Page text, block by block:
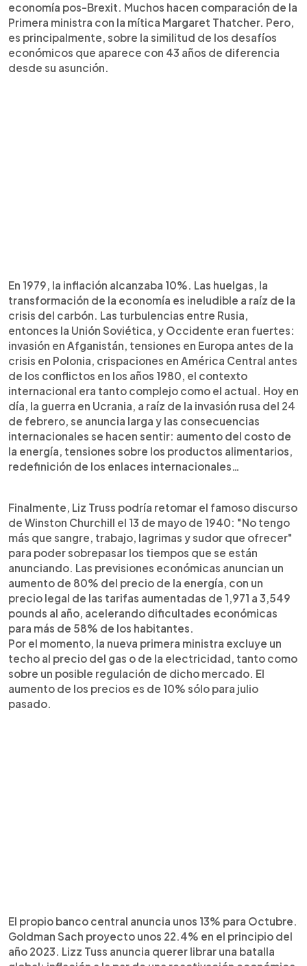
economía pos-Brexit. Muchos hacen comparación de la
Primera ministra con la mítica Margaret Thatcher. Pero,
es principalmente, sobre la similitud de los desafíos
económicos que aparece con 43 años de diferencia
desde su asunción.
En 1979, la inflación alcanzaba 10%. Las huelgas, la
transformación de la economía es ineludible a raíz de la
crisis del carbón. Las turbulencias entre Rusia,
entonces la Unión Soviética, y Occidente eran fuertes:
invasión en Afganistán, tensiones en Europa antes de la
crisis en Polonia, crispaciones en América Central antes
de los conflictos en los años 1980, el contexto
internacional era tanto complejo como el actual. Hoy en
día, la guerra en Ucrania, a raíz de la invasión rusa del 24
de febrero, se anuncia larga y las consecuencias
internacionales se hacen sentir: aumento del costo de
la energía, tensiones sobre los productos alimentarios,
redefinición de los enlaces internacionales…
Finalmente, Liz Truss podría retomar el famoso discurso
de Winston Churchill el 13 de mayo de 1940: "No tengo
más que sangre, trabajo, lagrimas y sudor que ofrecer"
para poder sobrepasar los tiempos que se están
anunciando. Las previsiones económicas anuncian un
aumento de 80% del precio de la energía, con un
precio legal de las tarifas aumentadas de 1,971 a 3,549
pounds al año, acelerando dificultades económicas
para más de 58% de los habitantes.
Por el momento, la nueva primera ministra excluye un
techo al precio del gas o de la electricidad, tanto como
sobre un posible regulación de dicho mercado. El
aumento de los precios es de 10% sólo para julio
pasado.
El propio banco central anuncia unos 13% para Octubre.
Goldman Sach proyecto unos 22.4% en el principio del
año 2023. Lizz Tuss anuncia querer librar una batalla